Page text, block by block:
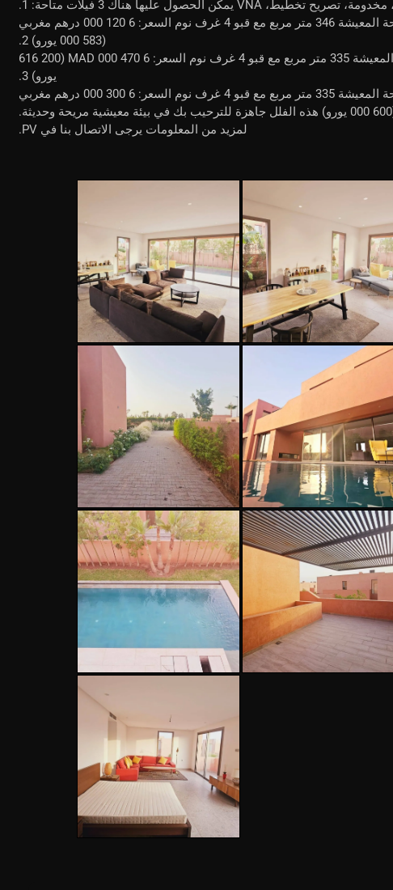
VILLA 1: أرض مساحتها 822 متر مربع مساحة المعيشة 346 متر مربع مع قبو 4 غرف نوم السعر: 6 120 000 درهم مغربي
(583 000 يورو) 2.
فيلا 2: أرض مساحتها 936 متر مربع مساحة المعيشة 335 متر مربع مع قبو 4 غرف نوم السعر: 6 470 000 MAD (616 200
يورو) 3.
فيلا 3: قطعة أرض مساحتها 841 متر مربع مساحة المعيشة 335 متر مربع مع قبو 4 غرف نوم السعر: 6 300 000 درهم مغربي
مريحة وحديثة.
لمزيد من المعلومات يرجى الاتصال بنا في PV.